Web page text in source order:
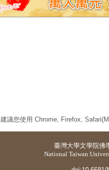
建議您使用 Chrome, Firefox,
臺灣大學文學院佛
National Taiwan